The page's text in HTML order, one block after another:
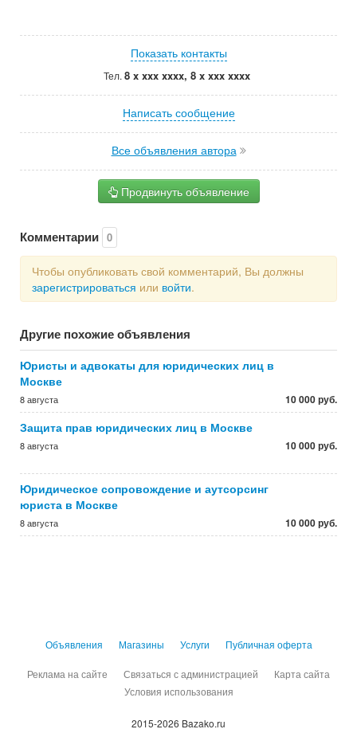
Показать контакты
Тел. 8 x xxx xxxx, 8 x xxx xxxx
Написать сообщение
Все объявления автора
Продвинуть объявление
Комментарии 0
Чтобы опубликовать свой комментарий, Вы должны
зарегистрироваться или войти.
Другие похожие объявления
Юристы и адвокаты для юридических лиц в
Москве
8 августа 10 000 руб.
Защита прав юридических лиц в Москве
8 августа 10 000 руб.
Юридическое сопровождение и аутсорсинг
юриста в Москве
8 августа 10 000 руб.
Объявления Магазины Услуги Публичная оферта
Реклама на сайте Связаться с администрацией
Карта сайта
Условия использования
2015-2026 Bazako.ru